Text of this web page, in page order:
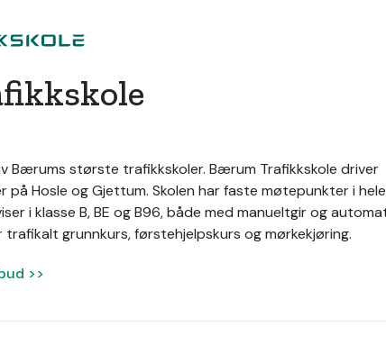
Bærums største trafikkskoler. Bærum Trafikkskole driver
Hosle og Gjettum. Skolen har faste møtepunkter i
i klasse B, BE og B96, både med manueltgir og
grunnkurs, førstehjelpskurs og mørkekjøring.
>>